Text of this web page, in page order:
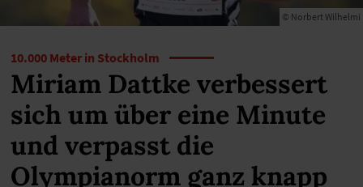
© Norbert Wilhelmi
10.000 Meter in Stockholm
Miriam Dattke verbessert
sich um über eine Minute
und verpasst die
Olympianorm ganz knapp